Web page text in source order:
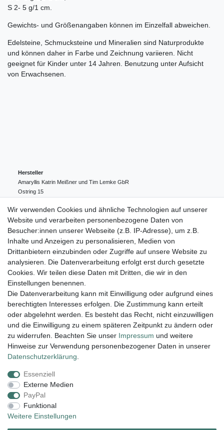
S 2- 5 g/1 cm.
Gewichts- und Größenangaben können im Einzelfall abweichen.
Edelsteine, Schmucksteine und Mineralien sind Naturprodukte
und können daher in Farbe und Zeichnung variieren. Nicht
geeignet für Kinder unter 14 Jahren. Benutzung unter Aufsicht
von Erwachsenen.
Hersteller
Amaryllis Katrin Meißner und Tim Lemke GbR
Ostring 15
004943548099856
amaryllis-eckernfoerde@t-online.de
EU-Verantwortlicher
Amaryllis Katrin Meißner und Tim Lemke GbR
Ostring
15
004943548099856
amaryllis-eckernfoerde@t-online.de
Lieferung und Versand
Impressum Daten­schutz­erklärung AGB
Widerrufs­recht
Zahlungsarten:
Wir verwenden Cookies und ähnliche Technologien auf unserer
Website und verarbeiten personenbezogene Daten von
Besucher:innen unserer Webseite (z.B. IP-Adresse), um z.B.
Inhalte und Anzeigen zu personalisieren, Medien von
Drittanbietern einzubinden oder Zugriffe auf unsere Website zu
analysieren. Die Datenverarbeitung erfolgt erst durch gesetzte
Cookies. Wir teilen diese Daten mit Dritten, die wir in den
Einstellungen benennen.
Die Datenverarbeitung kann mit Einwilligung oder aufgrund eines
berechtigten Interesses erfolgen. Die Zustimmung kann erteilt
oder abgelehnt werden. Es besteht das Recht, nicht einzuwilligen
und die Einwilligung zu einem späteren Zeitpunkt zu ändern oder
zu widerrufen. Beachten Sie unser Impressum und weitere
Hinweise zur Verwendung personenbezogener Daten in unserer
Daten­schutz­erklärung
Essenziell
Externe Medien
PayPal
Funktional
Weitere Einstellungen